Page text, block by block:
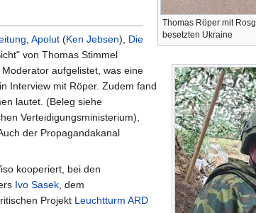
Thomas Röper mit
besetzten Ukraine
, Apolut (Ken Jebsen), Die
von Thomas Stimmel
aufgelistet, was eine
Interview mit Röper. Zudem fand
lautet. (Beleg siehe
Verteidigungsministerium),
der Propagandakanal
kooperiert, bei den
Ivo Sasek, dem
Projekt Leuchtturm ARD